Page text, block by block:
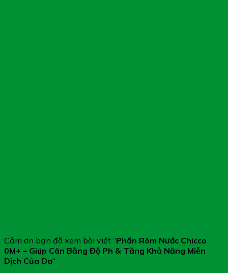
Cảm ơn bạn đã xem bài viết “Phấn Rôm Nước Chicco
0M+ – Giúp Cân Bằng Độ Ph & Tăng Khả Năng Miễn
Dịch Của Da“